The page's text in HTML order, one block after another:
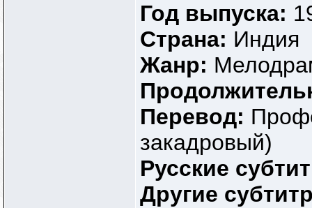
Год выпуска:
Страна: Индия
Жанр:
Перевод:
закадровый)
Русские
Другие